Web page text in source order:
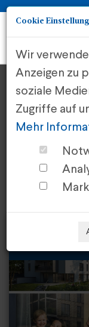
Cookie
Wir
Anzeigen zu
soziale
Zugriffe auf
Mehr